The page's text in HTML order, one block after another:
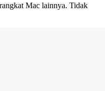
Mac lainnya. Tidak